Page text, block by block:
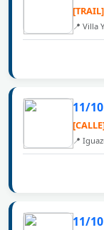
[TRAIL]
📍 Villa
11/10
📍
11/10